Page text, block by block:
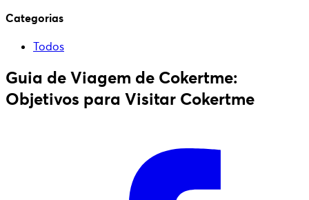
Categorias
Todos
Guia de Viagem de Cokertme:
Objetivos para Visitar Cokertme